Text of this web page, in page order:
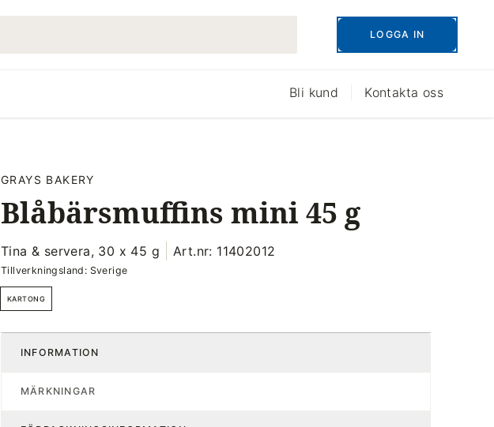
LOGGA IN
Bli kund Kontakta oss
GRAYS BAKERY
Blåbärsmuffins mini 45 g
Tina & servera, 30 x 45 g Art.nr: 11402012
Tillverkningsland: Sverige
KARTONG
INFORMATION
MÄRKNINGAR